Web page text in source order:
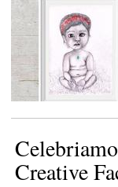
Creative